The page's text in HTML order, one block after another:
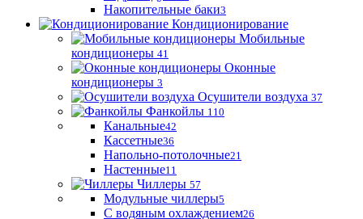
Накопительные баки3
Кондиционирование
Мобильные
кондиционеры 41
Оконные
кондиционеры 3
Осушители воздуха 37
Фанкойлы 110
Канальные42
Кассетные36
Напольно-потолочные21
Настенные11
Чиллеры 57
Модульные чиллеры5
С водяным охлаждением26